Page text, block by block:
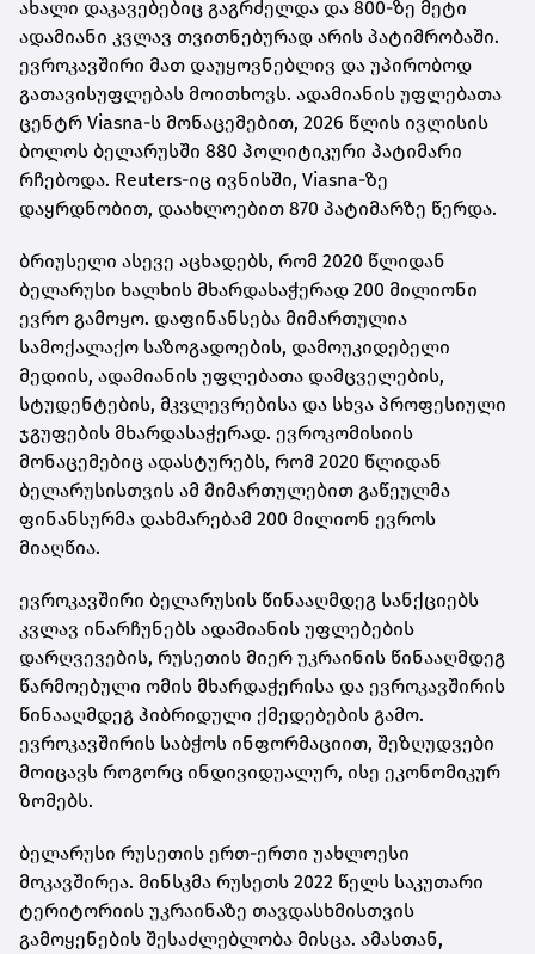
ახალი დაკავებებიც გაგრძელდა და 800-ზე მეტი
ადამიანი კვლავ თვითნებურად არის პატიმრობაში.
ევროკავშირი მათ დაუყოვნებლივ და უპირობოდ
გათავისუფლებას მოითხოვს. ადამიანის უფლებათა
ცენტრ Viasna-ს მონაცემებით, 2026 წლის ივლისის
ბოლოს ბელარუსში 880 პოლიტიკური პატიმარი
რჩებოდა. Reuters-იც ივნისში, Viasna-ზე
დაყრდნობით, დაახლოებით 870 პატიმარზე წერდა.
ბრიუსელი ასევე აცხადებს, რომ 2020 წლიდან
ბელარუსი ხალხის მხარდასაჭერად 200 მილიონი
ევრო გამოყო. დაფინანსება მიმართულია
სამოქალაქო საზოგადოების, დამოუკიდებელი
მედიის, ადამიანის უფლებათა დამცველების,
სტუდენტების, მკვლევრებისა და სხვა პროფესიული
ჯგუფების მხარდასაჭერად. ევროკომისიის
მონაცემებიც ადასტურებს, რომ 2020 წლიდან
ბელარუსისთვის ამ მიმართულებით გაწეულმა
ფინანსურმა დახმარებამ 200 მილიონ ევროს
მიაღწია.
ევროკავშირი ბელარუსის წინააღმდეგ სანქციებს
კვლავ ინარჩუნებს ადამიანის უფლებების
დარღვევების, რუსეთის მიერ უკრაინის წინააღმდეგ
წარმოებული ომის მხარდაჭერისა და ევროკავშირის
წინააღმდეგ ჰიბრიდული ქმედებების გამო.
ევროკავშირის საბჭოს ინფორმაციით, შეზღუდვები
მოიცავს როგორც ინდივიდუალურ, ისე ეკონომიკურ
ზომებს.
ბელარუსი რუსეთის ერთ-ერთი უახლოესი
მოკავშირეა. მინსკმა რუსეთს 2022 წელს საკუთარი
ტერიტორიის უკრაინაზე თავდასხმისთვის
გამოყენების შესაძლებლობა მისცა. ამასთან,